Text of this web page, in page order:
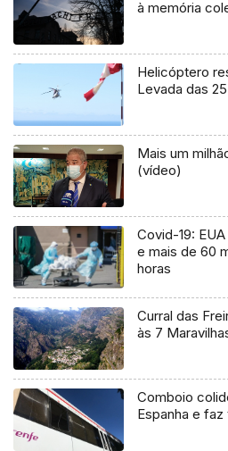
à memória
Helicóptero
Levada das
Mais um
(vídeo)
Covid-19:
e mais de 60
horas
Curral das
às 7
Comboio
Espanha e